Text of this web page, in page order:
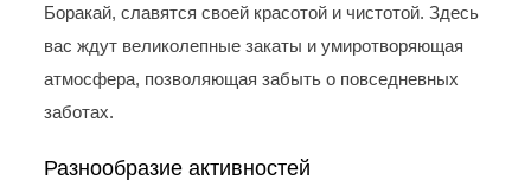
Боракай, славятся своей красотой и чистотой. Здесь
вас ждут великолепные закаты и умиротворяющая
атмосфера, позволяющая забыть о повседневных
заботах.
Разнообразие активностей